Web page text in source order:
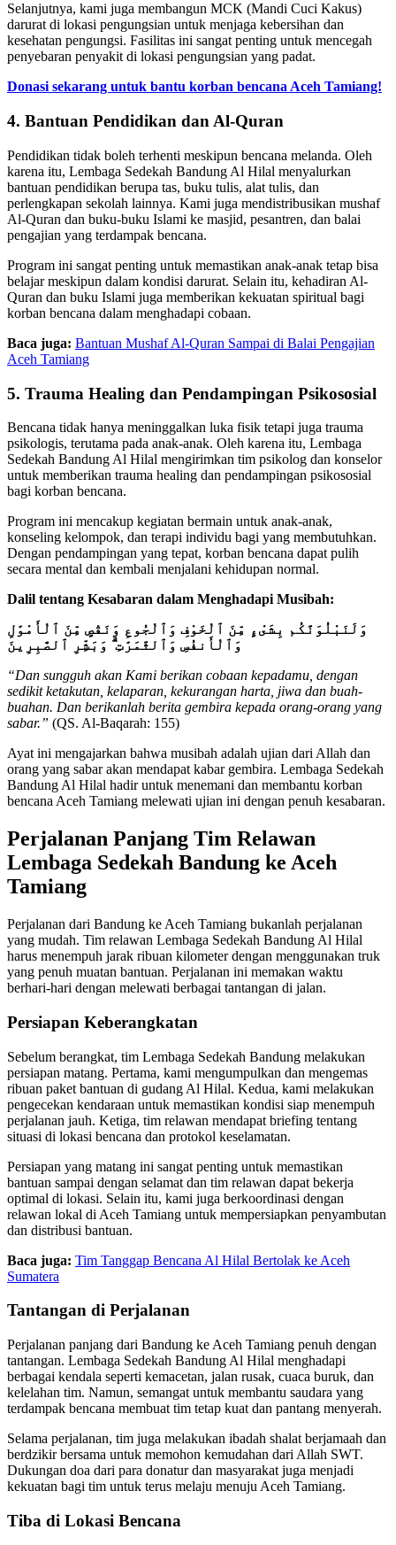
Selanjutnya, kami juga membangun MCK (Mandi Cuci Kakus)
darurat di lokasi pengungsian untuk menjaga kebersihan dan
kesehatan pengungsi. Fasilitas ini sangat penting untuk mencegah
penyebaran penyakit di lokasi pengungsian yang padat.
Donasi sekarang untuk bantu korban bencana Aceh Tamiang!
4. Bantuan Pendidikan dan Al-Quran
Pendidikan tidak boleh terhenti meskipun bencana melanda. Oleh
karena itu, Lembaga Sedekah Bandung Al Hilal menyalurkan
bantuan pendidikan berupa tas, buku tulis, alat tulis, dan
perlengkapan sekolah lainnya. Kami juga mendistribusikan mushaf
Al-Quran dan buku-buku Islami ke masjid, pesantren, dan balai
pengajian yang terdampak bencana.
Program ini sangat penting untuk memastikan anak-anak tetap bisa
belajar meskipun dalam kondisi darurat. Selain itu, kehadiran Al-
Quran dan buku Islami juga memberikan kekuatan spiritual bagi
korban bencana dalam menghadapi cobaan.
Baca juga: Bantuan Mushaf Al-Quran Sampai di Balai Pengajian
Aceh Tamiang
5. Trauma Healing dan Pendampingan Psikososial
Bencana tidak hanya meninggalkan luka fisik tetapi juga trauma
psikologis, terutama pada anak-anak. Oleh karena itu, Lembaga
Sedekah Bandung Al Hilal mengirimkan tim psikolog dan konselor
untuk memberikan trauma healing dan pendampingan psikososial
bagi korban bencana.
Program ini mencakup kegiatan bermain untuk anak-anak,
konseling kelompok, dan terapi individu bagi yang membutuhkan.
Dengan pendampingan yang tepat, korban bencana dapat pulih
secara mental dan kembali menjalani kehidupan normal.
Dalil tentang Kesabaran dalam Menghadapi Musibah:
وَلَنَبْلُوَنَّكُم بِشَىْءٍ مِّنَ ٱلْخَوْفِ وَٱلْجُوعِ وَنَقْصٍ مِّنَ ٱلْأَمْوَٰلِ
وَٱلْأَنفُسِ وَٱلثَّمَرَٰتِ ۗ وَبَشِّرِ ٱلصَّٰبِرِينَ
“Dan sungguh akan Kami berikan cobaan kepadamu, dengan
sedikit ketakutan, kelaparan, kekurangan harta, jiwa dan buah-
buahan. Dan berikanlah berita gembira kepada orang-orang yang
sabar.” (QS. Al-Baqarah: 155)
Ayat ini mengajarkan bahwa musibah adalah ujian dari Allah dan
orang yang sabar akan mendapat kabar gembira. Lembaga Sedekah
Bandung Al Hilal hadir untuk menemani dan membantu korban
bencana Aceh Tamiang melewati ujian ini dengan penuh kesabaran.
Perjalanan Panjang Tim Relawan
Lembaga Sedekah Bandung ke Aceh
Tamiang
Perjalanan dari Bandung ke Aceh Tamiang bukanlah perjalanan
yang mudah. Tim relawan Lembaga Sedekah Bandung Al Hilal
harus menempuh jarak ribuan kilometer dengan menggunakan truk
yang penuh muatan bantuan. Perjalanan ini memakan waktu
berhari-hari dengan melewati berbagai tantangan di jalan.
Persiapan Keberangkatan
Sebelum berangkat, tim Lembaga Sedekah Bandung melakukan
persiapan matang. Pertama, kami mengumpulkan dan mengemas
ribuan paket bantuan di gudang Al Hilal. Kedua, kami melakukan
pengecekan kendaraan untuk memastikan kondisi siap menempuh
perjalanan jauh. Ketiga, tim relawan mendapat briefing tentang
situasi di lokasi bencana dan protokol keselamatan.
Persiapan yang matang ini sangat penting untuk memastikan
bantuan sampai dengan selamat dan tim relawan dapat bekerja
optimal di lokasi. Selain itu, kami juga berkoordinasi dengan
relawan lokal di Aceh Tamiang untuk mempersiapkan penyambutan
dan distribusi bantuan.
Baca juga: Tim Tanggap Bencana Al Hilal Bertolak ke Aceh
Sumatera
Tantangan di Perjalanan
Perjalanan panjang dari Bandung ke Aceh Tamiang penuh dengan
tantangan. Lembaga Sedekah Bandung Al Hilal menghadapi
berbagai kendala seperti kemacetan, jalan rusak, cuaca buruk, dan
kelelahan tim. Namun, semangat untuk membantu saudara yang
terdampak bencana membuat tim tetap kuat dan pantang menyerah.
Selama perjalanan, tim juga melakukan ibadah shalat berjamaah dan
berdzikir bersama untuk memohon kemudahan dari Allah SWT.
Dukungan doa dari para donatur dan masyarakat juga menjadi
kekuatan bagi tim untuk terus melaju menuju Aceh Tamiang.
Tiba di Lokasi Bencana